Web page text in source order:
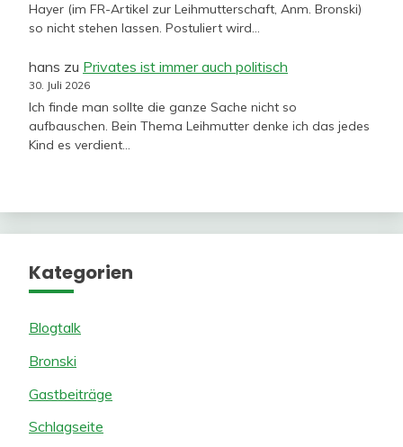
Hayer (im FR-Artikel zur Leihmutterschaft, Anm. Bronski)
so nicht stehen lassen. Postuliert wird…
hans zu Privates ist immer auch politisch
30. Juli 2026
Ich finde man sollte die ganze Sache nicht so
aufbauschen. Bein Thema Leihmutter denke ich das jedes
Kind es verdient…
Kategorien
Blogtalk
Bronski
Gastbeiträge
Schlagseite